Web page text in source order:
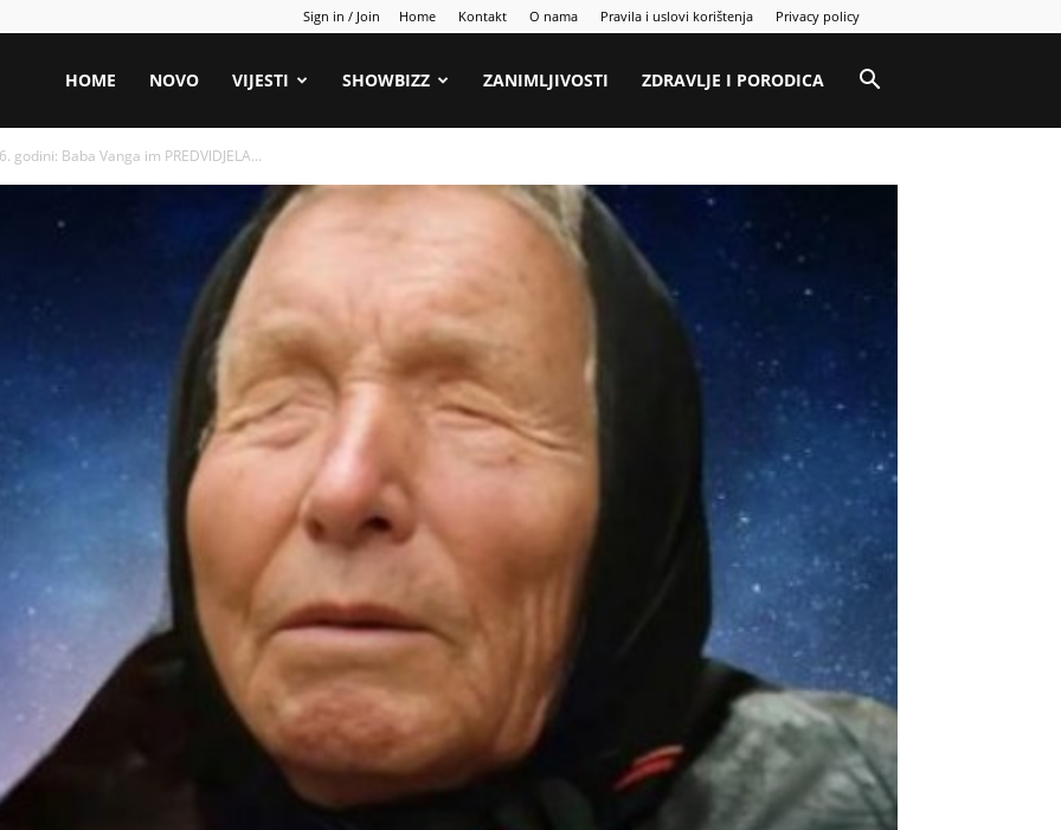
Sign in / Join Home Kontakt O nama Pravila i uslovi korištenja Privacy policy
HOME NOVO VIJESTI SHOWBIZZ ZANIMLJIVOSTI ZDRAVLJE I PORODICA
godini: Baba Vanga im PREDVlDJELA...